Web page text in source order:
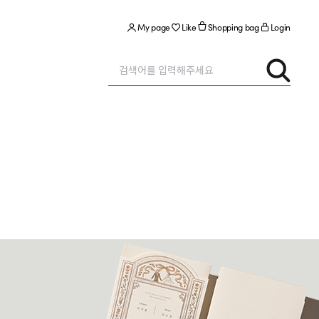
My page Like Shopping bag Login